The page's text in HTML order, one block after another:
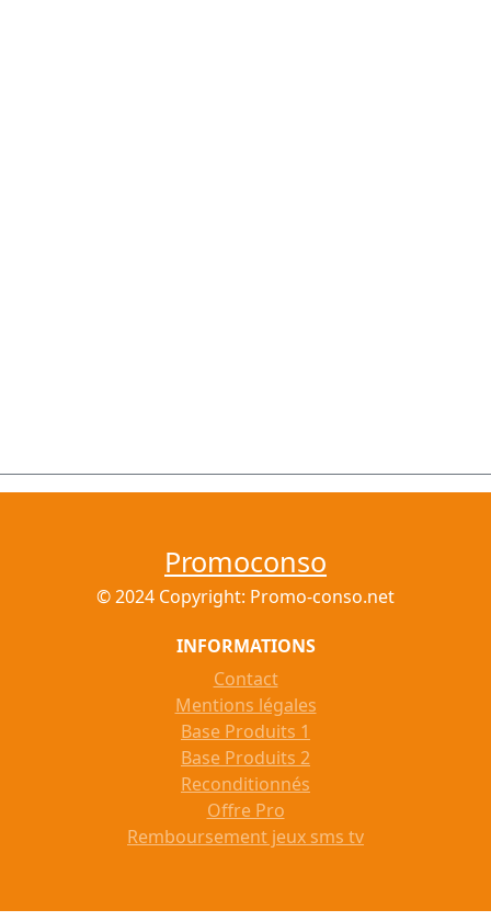
Promoconso
© 2024 Copyright: Promo-conso.net
INFORMATIONS
Contact
Mentions légales
Base Produits 1
Base Produits 2
Reconditionnés
Offre Pro
Remboursement jeux sms tv